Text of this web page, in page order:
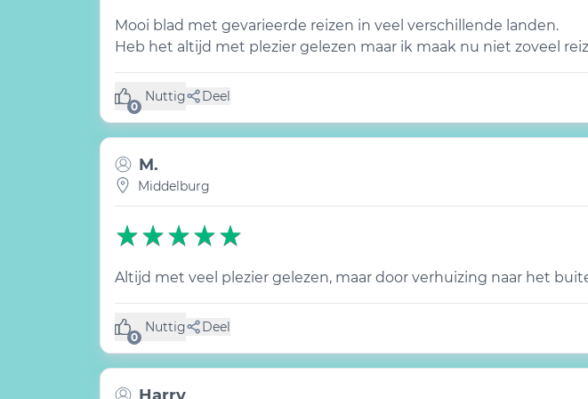
Mooi blad met gevarieerde reizen in veel verschillende landen.
Heb het altijd met plezier gelezen maar ik maak nu niet zoveel
0
Nuttig
(0 like) Deel
M.
Middelburg
Altijd met veel plezier gelezen, maar door verhuizing naar het
0
Nuttig
(0 like) Deel